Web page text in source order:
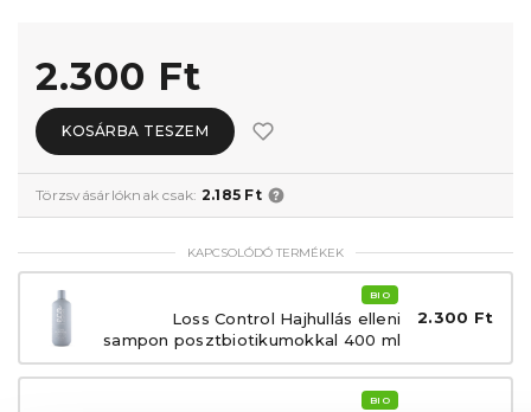
2.300 Ft
KOSÁRBA TESZEM
Törzsvásárlóknak csak: 2.185 Ft
KAPCSOLÓDÓ TERMÉKEK
BIO
Loss Control Hajhullás elleni
sampon posztbiotikumokkal 400 ml
2.300 Ft
BIO